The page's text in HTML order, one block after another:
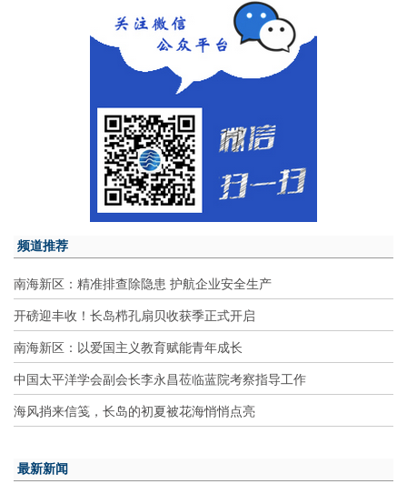
频道推荐
南海新区：精准排查除隐患 护航企业安全生产
开磅迎丰收！长岛栉孔扇贝收获季正式开启
南海新区：以爱国主义教育赋能青年成长
中国太平洋学会副会长李永昌莅临蓝院考察指导工作
海风捎来信笺，长岛的初夏被花海悄悄点亮
最新新闻